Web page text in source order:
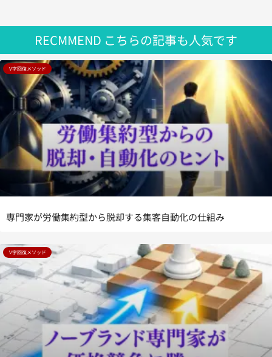
RECMMEND こちらの記事も人気です
V字回復メソッド
専門家が労働集約型から脱却する集客自動化の仕組み
V字回復メソッド